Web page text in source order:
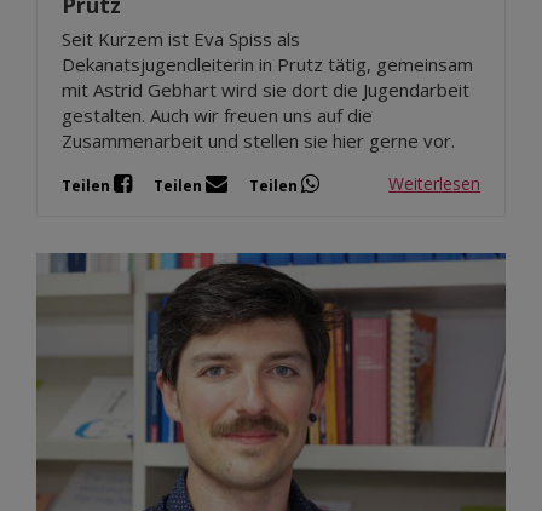
Seit Kurzem ist Eva Spiss als
Dekanatsjugendleiterin in Prutz tätig, gemeinsam
mit Astrid Gebhart wird sie dort die Jugendarbeit
gestalten. Auch wir freuen uns auf die
Zusammenarbeit und stellen sie hier gerne vor.
Teilen Teilen Teilen Weiterlesen